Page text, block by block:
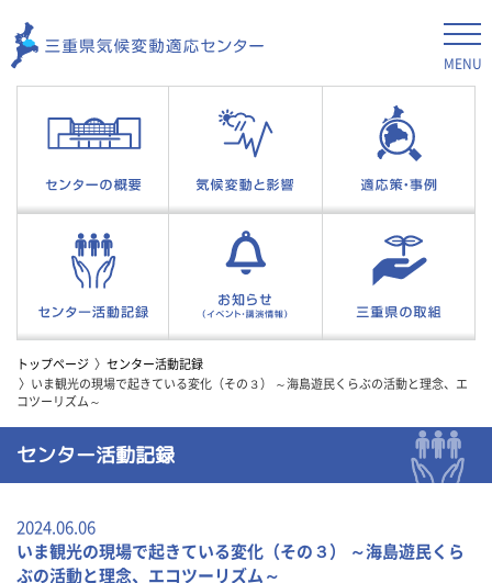
MENU
トップページ
センター活動記録
いま観光の現場で起きている変化（その３） ～海島遊民くらぶの活動と理念、エ
コツーリズム～
センター活動記録
2024.06.06
いま観光の現場で起きている変化（その３） ～海島遊民くら
ぶの活動と理念、エコツーリズム～